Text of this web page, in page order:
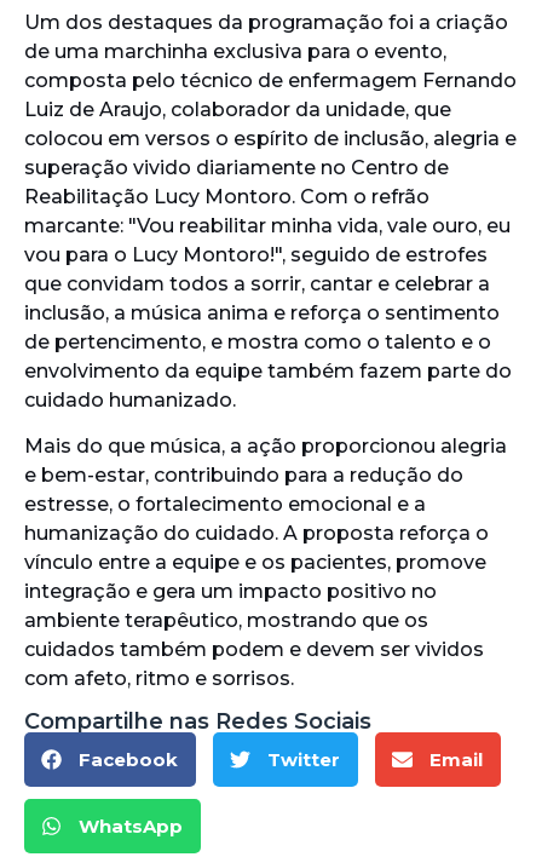
Um dos destaques da programação foi a criação
de uma marchinha exclusiva para o evento,
composta pelo técnico de enfermagem Fernando
Luiz de Araujo, colaborador da unidade, que
colocou em versos o espírito de inclusão, alegria e
superação vivido diariamente no Centro de
Reabilitação Lucy Montoro. Com o refrão
marcante: "Vou reabilitar minha vida, vale ouro, eu
vou para o Lucy Montoro!", seguido de estrofes
que convidam todos a sorrir, cantar e celebrar a
inclusão, a música anima e reforça o sentimento
de pertencimento, e mostra como o talento e o
envolvimento da equipe também fazem parte do
cuidado humanizado.
Mais do que música, a ação proporcionou alegria
e bem-estar, contribuindo para a redução do
estresse, o fortalecimento emocional e a
humanização do cuidado. A proposta reforça o
vínculo entre a equipe e os pacientes, promove
integração e gera um impacto positivo no
ambiente terapêutico, mostrando que os
cuidados também podem e devem ser vividos
com afeto, ritmo e sorrisos.
Compartilhe nas Redes Sociais
Facebook Twitter Email
WhatsApp